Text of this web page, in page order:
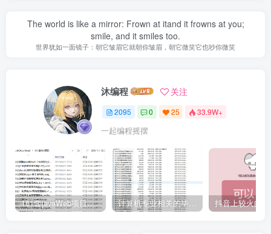
The world is like a mirror: Frown at itand it frowns at you;
smile, and it smiles too.
世界犹如一面镜子：朝它皱眉它就朝你皱眉，朝它微笑它也吵你微笑
沐编程 关注
2095 0 25 33.9W+
一起编程摇摆
161套javaWeb项目源码免费分享 计算机专业相关的毕业设计论文合集免费下载